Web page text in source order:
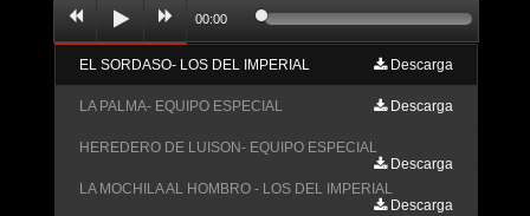
EL SORDASO- LOS DEL IMPERIAL Descarga
LA PALMA- EQUIPO ESPECIAL Descarga
HEREDERO DE LUISON- EQUIPO ESPECIAL
Descarga
LA MOCHILA AL HOMBRO - LOS DEL IMPERIAL
Descarga
00:00